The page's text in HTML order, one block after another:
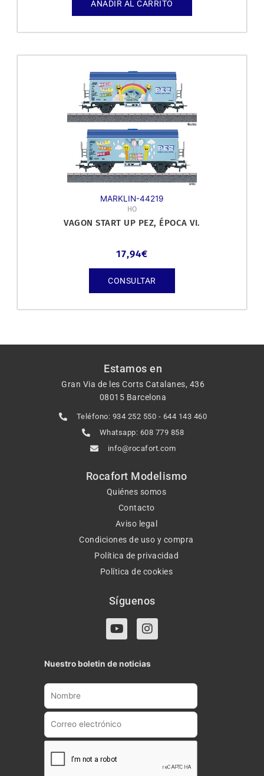
AÑADIR AL CARRITO
MARKLIN-44219
HO
VAGON START UP PEZ, ÉPOCA VI.
17,94€
CONSULTAR
Estamos en
Gran Via de les Corts Catalanes, 436
08015 Barcelona
Teléfono: 934 252 550 - 644 143 460
Whatsapp: 608 779 858
info@rocafort.com
Rocafort Modelismo
Quiénes somos
Contacto
Aviso legal
Condiciones de uso y compra
Política de privacidad
Política de cookies
Síguenos
Y
o
t
u
b
I
n
t
a
g
a
Nuestro boletin de noticias